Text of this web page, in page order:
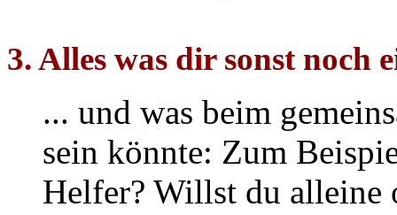
3. Alles was dir sonst noch
... und was beim
sein könnte: Zum
Helfer? Willst du alleine